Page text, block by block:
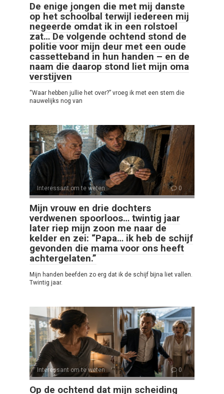
De enige jongen die met mij danste
op het schoolbal terwijl iedereen mij
negeerde omdat ik in een rolstoel
zat… De volgende ochtend stond de
politie voor mijn deur met een oude
cassetteband in hun handen – en de
naam die daarop stond liet mijn oma
verstijven
“Waar hebben jullie het over?” vroeg ik met een stem die
nauwelijks nog van
Interessant om te weten 0
Mijn vrouw en drie dochters
verdwenen spoorloos… twintig jaar
later riep mijn zoon me naar de
kelder en zei: “Papa… ik heb de schijf
gevonden die mama voor ons heeft
achtergelaten.”
Mijn handen beefden zo erg dat ik de schijf bijna liet vallen.
Twintig jaar.
Interessant om te weten 0
Op de ochtend dat mijn scheiding